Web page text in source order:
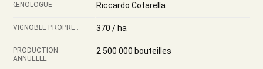
ŒNOLOGUE Riccardo Cotarella
VIGNOBLE PROPRE : 370 / ha
PRODUCTION
ANNUELLE
2 500 000 bouteilles